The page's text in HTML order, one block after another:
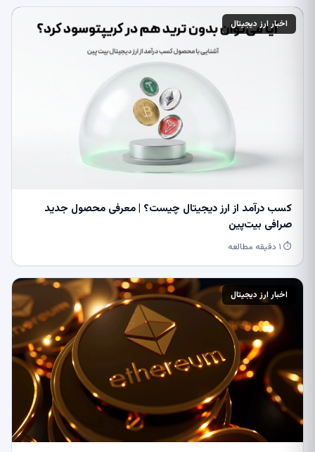
اخبار ارز دیجیتال
کسب درآمد از ارز دیجیتال چیست؟ | معرفی محصول جدید
صرافی بیت‌پین
⏱ ۱ دقیقه مطالعه
اخبار ارز دیجیتال